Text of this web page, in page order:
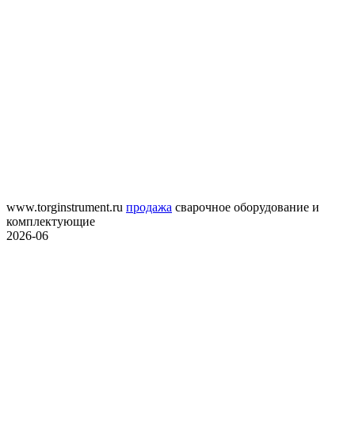
www.torginstrument.ru продажа сварочное оборудование и
комплектующие
2026-06